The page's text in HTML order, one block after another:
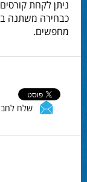
ניתן לקחת
כבחירה משתנה
מחפשים.
שלח